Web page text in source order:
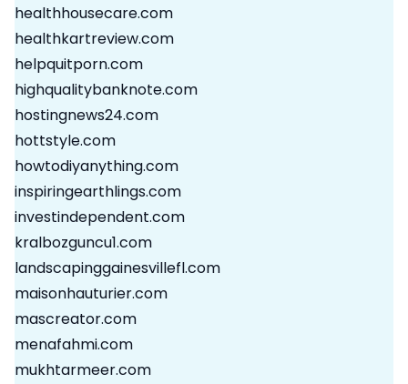
healthhousecare.com
healthkartreview.com
helpquitporn.com
highqualitybanknote.com
hostingnews24.com
hottstyle.com
howtodiyanything.com
inspiringearthlings.com
investindependent.com
kralbozguncu1.com
landscapinggainesvillefl.com
maisonhauturier.com
mascreator.com
menafahmi.com
mukhtarmeer.com